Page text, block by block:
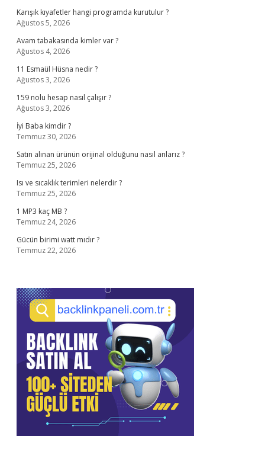
Karışık kıyafetler hangi programda kurutulur ?
Ağustos 5, 2026
Avam tabakasında kimler var ?
Ağustos 4, 2026
11 Esmaül Hüsna nedir ?
Ağustos 3, 2026
159 nolu hesap nasıl çalışır ?
Ağustos 3, 2026
İyi Baba kimdir ?
Temmuz 30, 2026
Satın alınan ürünün orijinal olduğunu nasıl anlarız ?
Temmuz 25, 2026
Isı ve sıcaklık terimleri nelerdir ?
Temmuz 25, 2026
1 MP3 kaç MB ?
Temmuz 24, 2026
Gücün birimi watt mıdır ?
Temmuz 22, 2026